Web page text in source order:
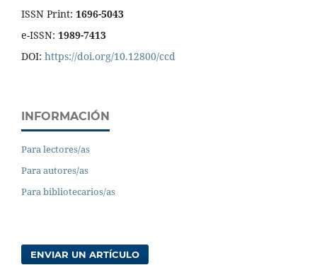
ISSN Print: 1696-5043
e-ISSN: 1989-7413
DOI: https://doi.org/10.12800/ccd
INFORMACIÓN
Para lectores/as
Para autores/as
Para bibliotecarios/as
ENVIAR UN ARTÍCULO